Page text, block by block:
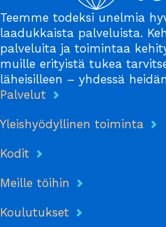
Teemme todeksi unelmia
laadukkaista palveluista.
palveluita ja toimintaa
muille erityistä tukea
läheisilleen – yhdessä
Palvelut
Yleishyödyllinen toiminta
Kodit
Meille töihin
Koulutukset